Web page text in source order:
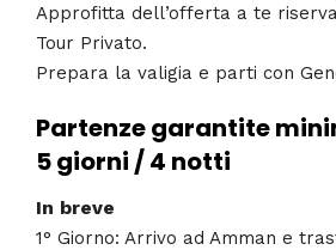
Approfitta dell’offerta a te
Tour Privato.
Prepara la valigia e parti con
Partenze garantite
5 giorni / 4 notti
In breve
1° Giorno: Arrivo ad Amman e